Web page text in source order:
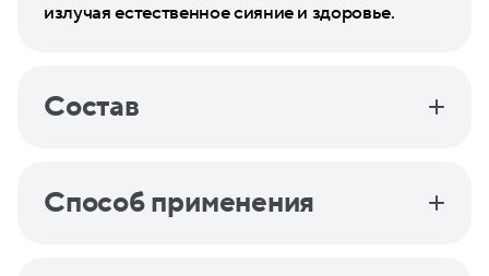
излучая естественное сияние и здоровье.
Состав
Способ применения